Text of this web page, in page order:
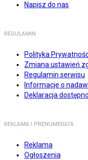
Napisz do nas
REGULAMIN
Polityka
Zmiana ustawień
Regulamin serwisu
Informacje o
Deklaracja
REKLAMA I PRENUMERATA
Reklama
Ogłoszenia